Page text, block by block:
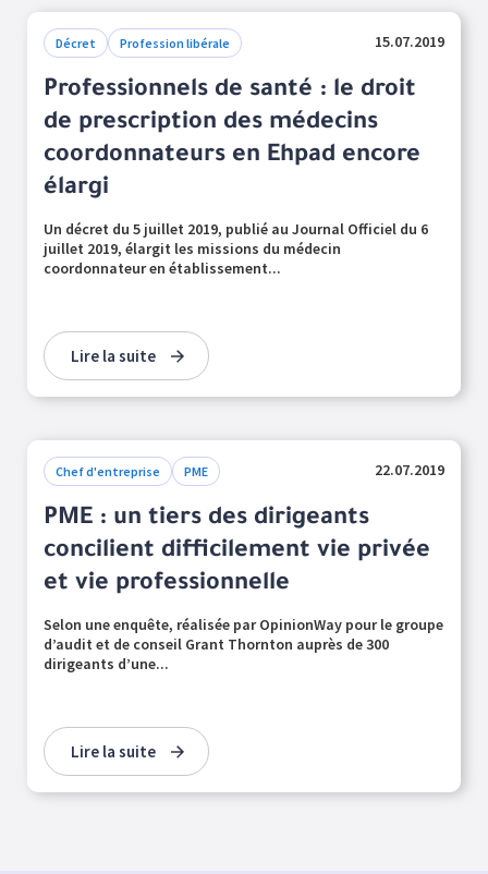
Décret Profession libérale 15.07.2019
Professionnels de santé : le droit
de prescription des médecins
coordonnateurs en Ehpad encore
élargi
Un décret du 5 juillet 2019, publié au Journal Officiel du 6
juillet 2019, élargit les missions du médecin
coordonnateur en établissement...
Lire la suite
Chef d'entreprise PME 22.07.2019
PME : un tiers des dirigeants
concilient difficilement vie privée
et vie professionnelle
Selon une enquête, réalisée par OpinionWay pour le groupe
d’audit et de conseil Grant Thornton auprès de 300
dirigeants d’une...
Lire la suite